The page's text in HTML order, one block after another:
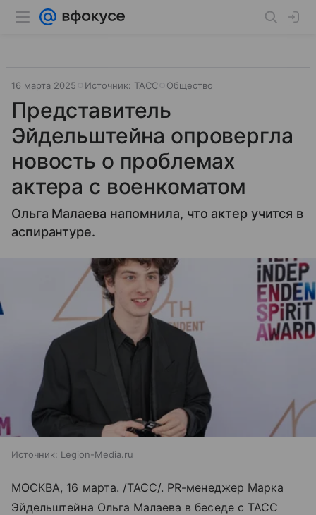
16 марта 2025 Источник: ТАСС Общество
Представитель
Эйдельштейна опровергла
новость о проблемах
актера с военкоматом
Ольга Малаева напомнила, что актер учится в
аспирантуре.
Источник: Legion-Media.ru
МОСКВА, 16 марта. /ТАСС/. PR-менеджер Марка
Эйдельштейна Ольга Малаева в беседе с ТАСС